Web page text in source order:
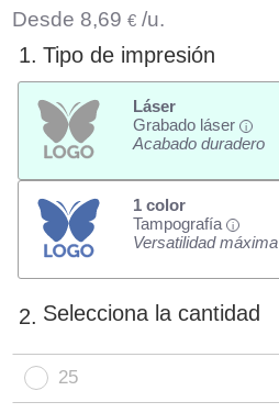
Desde 8,69 € /u.
1. Tipo de impresión
Láser
Grabado láser
i
Acabado duradero
1 color
Tampografía
i
Versatilidad máxima
2. Selecciona la cantidad
25